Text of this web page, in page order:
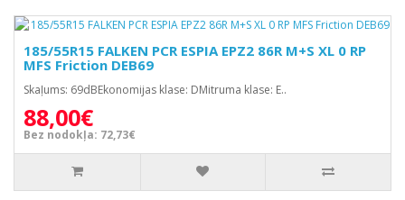
185/55R15 FALKEN PCR ESPIA EPZ2 86R M+S XL 0 RP
MFS Friction DEB69
Skaļums: 69dBEkonomijas klase: DMitruma klase: E..
88,00€
Bez nodokļa: 72,73€